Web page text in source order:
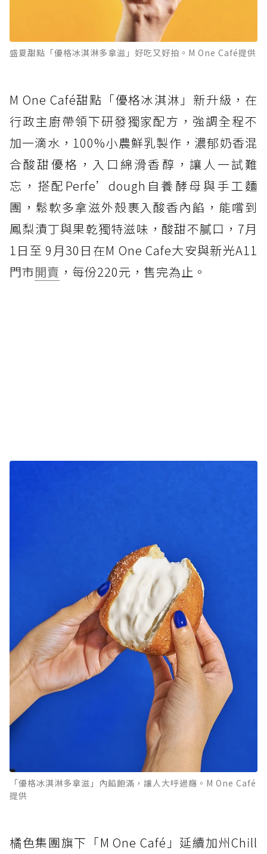
盛夏甜點「優格冰淇淋多拿滋」好吃又好拍。M One Café提供
M One Café甜點「優格冰淇淋」新升級，在
行政主廚帶領下研發獨家配方，強調全程不
加一滴水，100%小農鮮乳製作，濃郁奶香混
合酸甜優格，入口綿滑香醇，讓人一試難
忘，搭配Perfe’dough自養酵母與手工麵
團，鬆軟多拿滋外殼裹入酸香內餡，能嚐到
鳳梨漬丁與果乾獨特滋味，酸甜不膩口，7月
1日至 9月30日在M One Cafe大安與新光A11
門市開賣 ，每份220元，售完為止。
「優格冰淇淋多拿滋」內餡飽滿，讓人大呼過癮。M One Café
提供
橘色集團旗下「M One Café」延續加州Chill